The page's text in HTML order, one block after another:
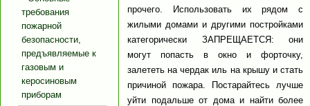
требования
пожарной
безопасности,
предъявляемые к
газовым и
керосиновым
приборам
прочего. Использовать их рядом с
жилыми домами и другими постройками
категорически ЗАПРЕЩАЕТСЯ: они
могут попасть в окно и форточку,
залететь на чердак иль на крышу и стать
причиной пожара. Постарайтесь лучше
уйти подальше от дома и найти более